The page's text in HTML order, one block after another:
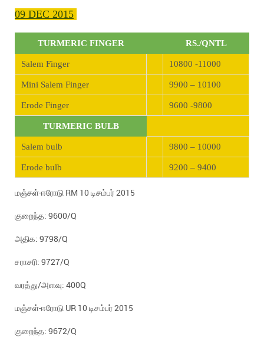
09 DEC 2015
TURMERIC FINGER RS./QNTL
Salem Finger 10800 -11000
Mini Salem Finger 9900 – 10100
Erode Finger 9600 -9800
TURMERIC BULB
Salem bulb 9800 – 10000
Erode bulb 9200 – 9400
மஞ்சள்-ஈரோடு RM 10 டிசம்பர் 2015
குறைந்த: 9600/Q
அதிக: 9798/Q
சராசரி: 9727/Q
வரத்து/அளவு: 400Q
மஞ்சள்-ஈரோடு UR 10 டிசம்பர் 2015
குறைந்த: 9672/Q